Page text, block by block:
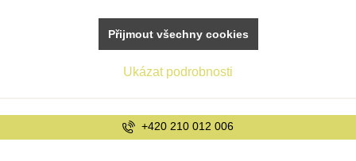
Ukázat podrobnosti
Přijmout všechny cookies